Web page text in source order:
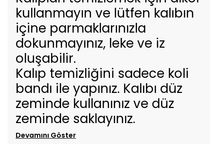
kullanmayın ve lütfen kalıbın
içine parmaklarınızla
dokunmayınız, leke ve iz
oluşabilir.
Kalıp temizliğini sadece koli
bandı ile yapınız. Kalıbı düz
zeminde kullanınız ve düz
zeminde saklayınız.
Devamını Göster